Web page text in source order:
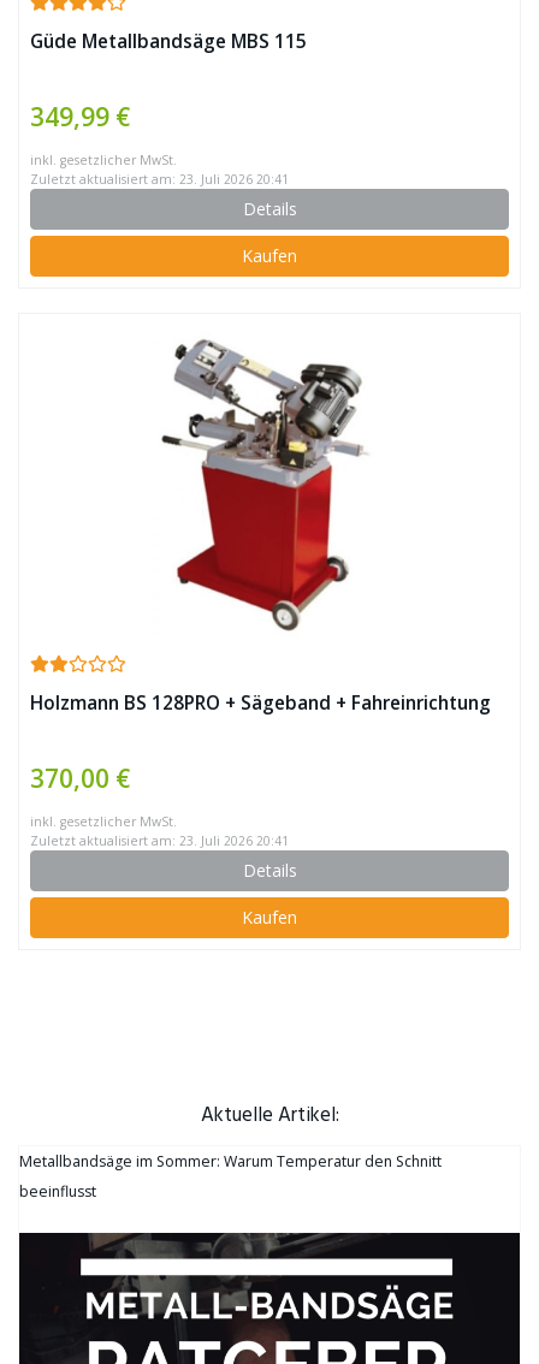
Güde Metallbandsäge MBS 115
349,99 €
inkl. gesetzlicher MwSt.
Zuletzt aktualisiert am: 23. Juli 2026 20:41
Details
Kaufen
Holzmann BS 128PRO + Sägeband + Fahreinrichtung
370,00 €
inkl. gesetzlicher MwSt.
Zuletzt aktualisiert am: 23. Juli 2026 20:41
Details
Kaufen
Aktuelle Artikel:
Metallbandsäge im Sommer: Warum Temperatur den Schnitt
beeinflusst